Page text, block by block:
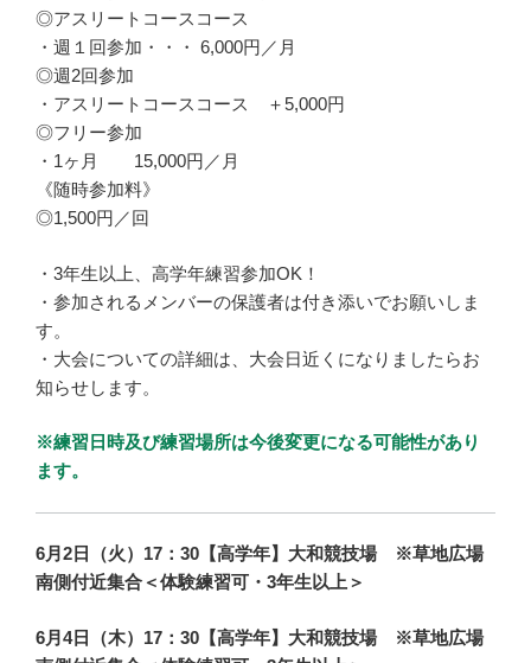
◎アスリートコースコース
・週１回参加・・・ 6,000円／月
◎週2回参加
・アスリートコースコース ＋5,000円
◎フリー参加
・1ヶ月 15,000円／月
《随時参加料》
◎1,500円／回
・3年生以上、高学年練習参加OK！
・参加されるメンバーの保護者は付き添いでお願いしま
す。
・大会についての詳細は、大会日近くになりましたらお
知らせします。
※練習日時及び練習場所は今後変更になる可能性があり
ます。
6月2日（火）17：30【高学年】大和競技場 ※草地広場
南側付近集合＜体験練習可・3年生以上＞
6月4日（木）17：30【高学年】大和競技場 ※草地広場